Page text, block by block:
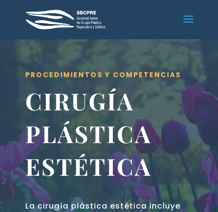
PROCEDIMIENTOS Y COMPETENCIAS
CIRUGÍA
PLÁSTICA
ESTÉTICA
La cirugía plástica estética incluye